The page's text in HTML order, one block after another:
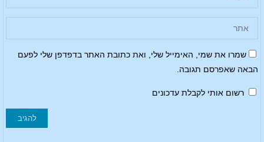
שמרו את שמי, האימייל שלי, ואת כתובת האתר בדפדפן שלי לפעם
הבאה שאפרסם תגובה.
רשום אותי לקבלת עדכונים